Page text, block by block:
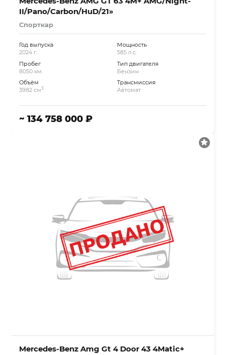
II/Pano/Carbon/HuD/21»
Спорткар
Год выпуска
2024 г.
Пробег
8050 км.
Объём
3982 см3
Мощность
585 л.с.
Тип двигателя
Бензин
Трансмиссия
Автомат
~ 134 758 000 ₽
Mercedes-Benz Amg Gt 4 Door 43 4Matic+